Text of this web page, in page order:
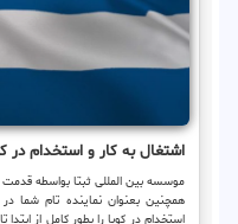
اشتغال به کار و استخدام در
همچنین بعنوان نماینده تام شما
استخدام در کوبا را بطور کامل از ابتدا